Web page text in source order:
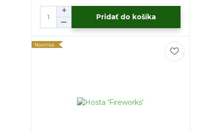
Pridať do košíka
Novinka